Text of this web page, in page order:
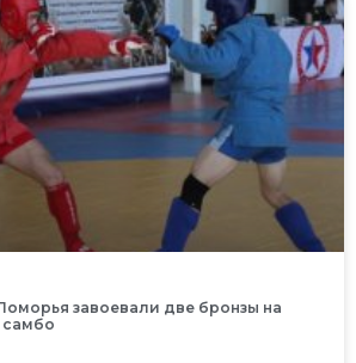
завоевали две бронзы на
самбо